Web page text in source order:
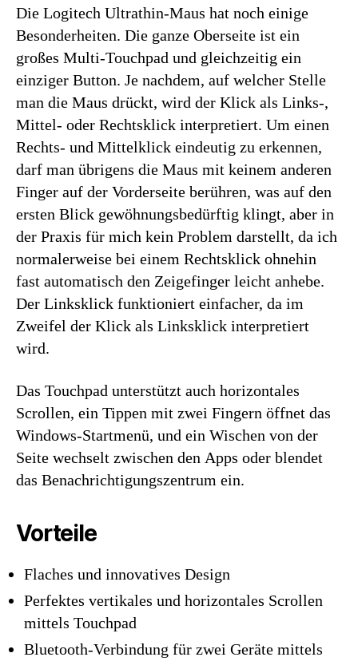
Die Logitech Ultrathin-Maus hat noch einige
Besonderheiten. Die ganze Oberseite ist ein
großes Multi-Touchpad und gleichzeitig ein
einziger Button. Je nachdem, auf welcher Stelle
man die Maus drückt, wird der Klick als Links-,
Mittel- oder Rechtsklick interpretiert. Um einen
Rechts- und Mittelklick eindeutig zu erkennen,
darf man übrigens die Maus mit keinem anderen
Finger auf der Vorderseite berühren, was auf den
ersten Blick gewöhnungsbedürftig klingt, aber in
der Praxis für mich kein Problem darstellt, da ich
normalerweise bei einem Rechtsklick ohnehin
fast automatisch den Zeigefinger leicht anhebe.
Der Linksklick funktioniert einfacher, da im
Zweifel der Klick als Linksklick interpretiert
wird.
Das Touchpad unterstützt auch horizontales
Scrollen, ein Tippen mit zwei Fingern öffnet das
Windows-Startmenü, und ein Wischen von der
Seite wechselt zwischen den Apps oder blendet
das Benachrichtigungszentrum ein.
Vorteile
Flaches und innovatives Design
Perfektes vertikales und horizontales Scrollen
mittels Touchpad
Bluetooth-Verbindung für zwei Geräte mittels